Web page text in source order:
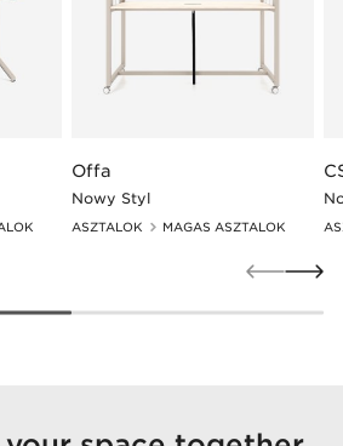
Offa
Nowy Styl
ASZTALOK MAGAS ASZTALOK